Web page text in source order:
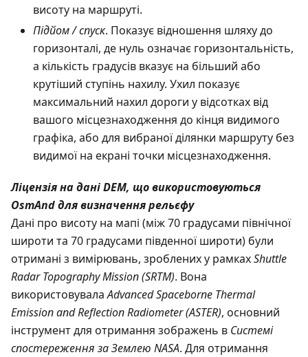
висоту на маршруті.
Підйом / спуск. Показує відношення шляху до
горизонталі, де нуль означає горизонтальність,
а кількість градусів вказує на більший або
крутіший ступінь нахилу. Ухил показує
максимальний нахил дороги у відсотках від
вашого місцезнаходження до кінця видимого
графіка, або для вибраної ділянки маршруту без
видимої на екрані точки місцезнаходження.
Ліцензія на дані DEM, що використовуються
OsmAnd для визначення рельєфу
Дані про висоту на мапі (між 70 градусами північної
широти та 70 градусами південної широти) були
отримані з вимірювань, зроблених у рамкахShuttle
Radar Topography Mission (SRTM). Вона
використовувалаAdvanced Spaceborne Thermal
Emission and Reflection Radiometer (ASTER), основний
інструмент для отримання зображень в Системі
спостереження за Землею NASA. Для отримання